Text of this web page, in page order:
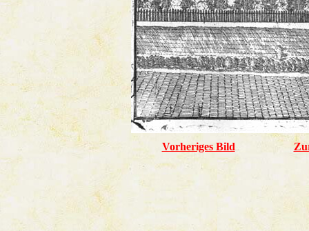
Vorheriges Bild